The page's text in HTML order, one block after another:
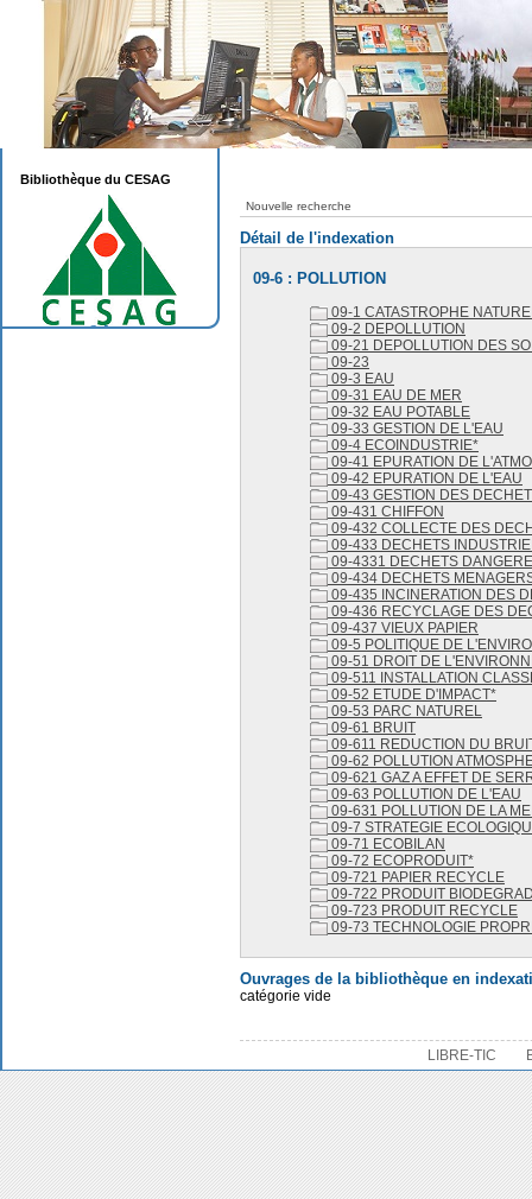
Nouvelle recherche
Détail de l'indexation
09-6 : POLLUTION
09-1 CATASTROPHE
09-2 DEPOLLUTION
09-21 DEPOLLUTION DES
09-23
09-3 EAU
09-31 EAU DE MER
09-32 EAU POTABLE
09-33 GESTION DE L'EAU
09-4 ECOINDUSTRIE*
09-41 EPURATION DE
09-42 EPURATION DE L'EAU
09-43 GESTION DES
09-431 CHIFFON
09-432 COLLECTE DES
09-433 DECHETS
09-4331 DECHETS
09-434 DECHETS
09-435 INCINERATION DES
09-436 RECYCLAGE DES
09-437 VIEUX PAPIER
09-5 POLITIQUE DE
09-51 DROIT DE
09-511 INSTALLATION
09-52 ETUDE D'IMPACT*
09-53 PARC NATUREL
09-61 BRUIT
09-611 REDUCTION DU
09-62 POLLUTION
09-621 GAZ A EFFET DE
09-63 POLLUTION DE L'EAU
09-631 POLLUTION DE LA
09-7 STRATEGIE
09-71 ECOBILAN
09-72 ECOPRODUIT*
09-721 PAPIER RECYCLE
09-722 PRODUIT
09-723 PRODUIT RECYCLE
09-73 TECHNOLOGIE
Ouvrages de la bibliothèque en
catégorie vide
LIBRE-TIC
Bibliothèque du CESAG